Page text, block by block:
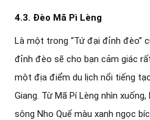
4.3. Đèo Mã Pì Lèng
Là một trong “Tứ đại đỉnh đèo”
đỉnh đèo sẽ cho bạn cảm giác
một địa điểm du lịch nổi tiếng
Giang. Từ Mã Pí Lèng nhìn
sông Nho Quế màu xanh ngọc